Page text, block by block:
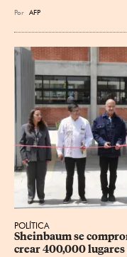
Por AFP
POLÍTICA
Sheinbaum se
crear 400,000